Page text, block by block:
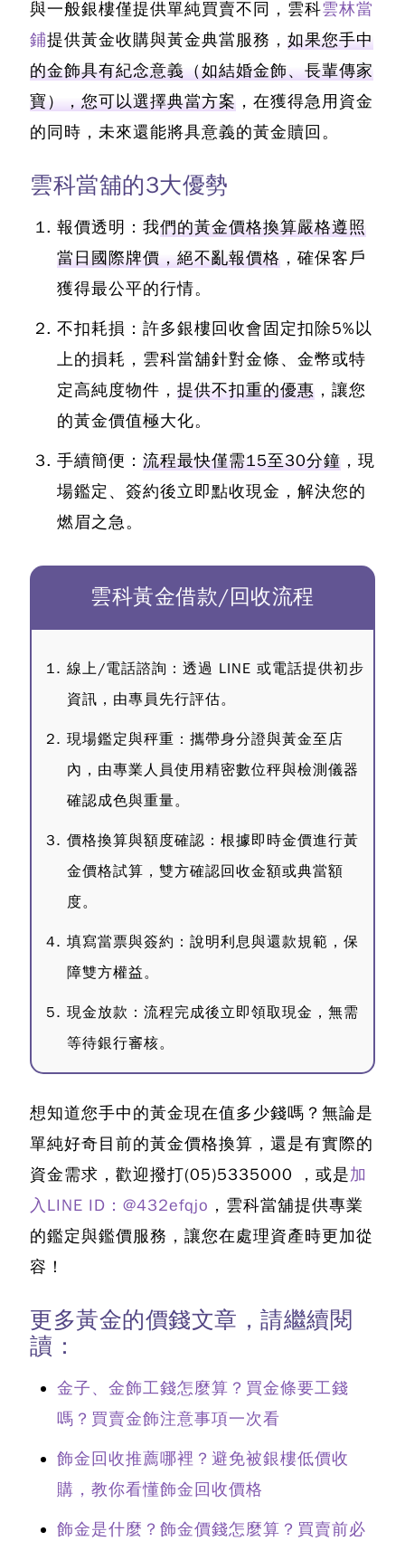
與一般銀樓僅提供單純買賣不同，雲科雲林當
鋪提供黃金收購與黃金典當服務， 如果您手中
的金飾具有紀念意義（如結婚金飾、長輩傳家
寶），您可以選擇典當方案 ，在獲得急用資金
的同時，未來還能將具意義的黃金贖回。
雲科當舖的3大優勢
報價透明：我們的黃金價格換算嚴格遵照
當日國際牌價，絕不亂報價格 ，確保客戶
獲得最公平的行情。
不扣耗損：許多銀樓回收會固定扣除5%以
上的損耗，雲科當舖針對金條、金幣或特
定高純度物件， 提供不扣重的優惠 ，讓您
的黃金價值極大化。
手續簡便： 流程最快僅需15至30分鐘 ，現
場鑑定、簽約後立即點收現金，解決您的
燃眉之急。
雲科黃金借款/回收流程
線上/電話諮詢：透過 LINE 或電話提供初步
資訊，由專員先行評估。
現場鑑定與秤重：攜帶身分證與黃金至店
內，由專業人員使用精密數位秤與檢測儀器
確認成色與重量。
價格換算與額度確認： 根據即時金價進行黃
金價格試算，雙方確認回收金額或典當額
度。
填寫當票與簽約：說明利息與還款規範，保
障雙方權益。
現金放款：流程完成後立即領取現金，無需
等待銀行審核。
想知道您手中的黃金現在值多少錢嗎？ 無論是
單純好奇目前的黃金價格換算，還是有實際的
資金需求，歡迎撥打(05)5335000 ，或是加
入LINE ID：@432efqjo ，雲科當舖提供專業
的鑑定與鑑價服務，讓您在處理資產時更加從
容！
更多黃金的價錢文章，請繼續閱
讀：
金子、金飾工錢怎麼算？買金條要工錢
嗎？買賣金飾注意事項一次看
飾金回收推薦哪裡？避免被銀樓低價收
購，教你看懂飾金回收價格
飾金是什麼？飾金價錢怎麼算？買賣前必